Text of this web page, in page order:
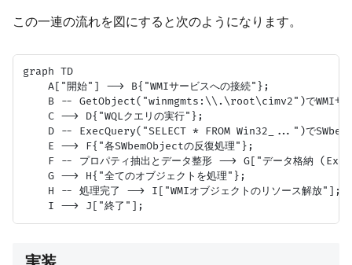
この一連の流れを図にすると次のようになります。
graph TD
    A["開始"] --> B{"WMIサービスへの接続"};
B -- GetObject("winmgmts:\\.\root\cimv2")でWMIサー
    C --> D{"WQLクエリの実行"};
D -- ExecQuery("SELECT * FROM Win32_...")で
    E --> F{"各SWbemObjectの反復処理"};
F -- プロパティ抽出とデータ整形 --> G["データ格納
    G --> H{"全てのオブジェクトを処理"};
    H -- 処理完了 --> I["WMIオブジェクトのリソース解放"];